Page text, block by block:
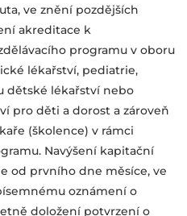
ve znění pozdějších
akreditace k
programu v oboru
lékařství, pediatrie,
dětské lékařství nebo
pro děti a dorost a zároveň
(školence) v rámci
Navýšení kapitační
od prvního dne měsíce, ve
oznámení o
doložení potvrzení o